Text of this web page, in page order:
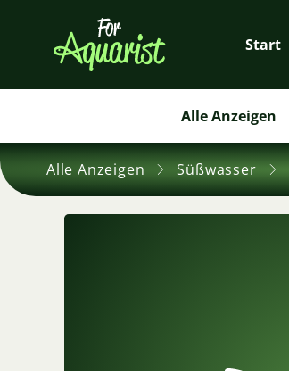
Start
Alle Anzeigen
Alle Anzeigen Süßwasser